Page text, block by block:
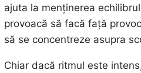
ajuta la menținerea
provoacă să facă față
să se concentreze asupra
Chiar dacă ritmul este